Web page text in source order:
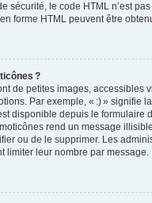
sécurité, le code HTML n’est
forme HTML peuvent être
?
de petites images, accessibles
Par exemple, « :) » signifie
disponible depuis le formulaire
rend un message
ou de le supprimer. Les
limiter leur nombre par message.